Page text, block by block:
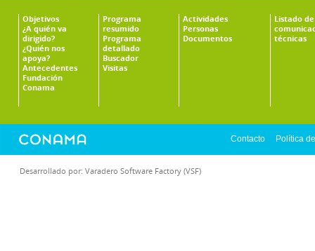
Objetivos
¿A quién va
dirigido?
¿Quién nos
apoya?
Antecedentes
Fundación
Conama
Programa
resumido
Programa
detallado
Buscador
Visitas
Actividades
Personas
Documentos
Listado de
técnicas
Contacto Política
Desarrollado por: Varadero Software Factory (VSF)